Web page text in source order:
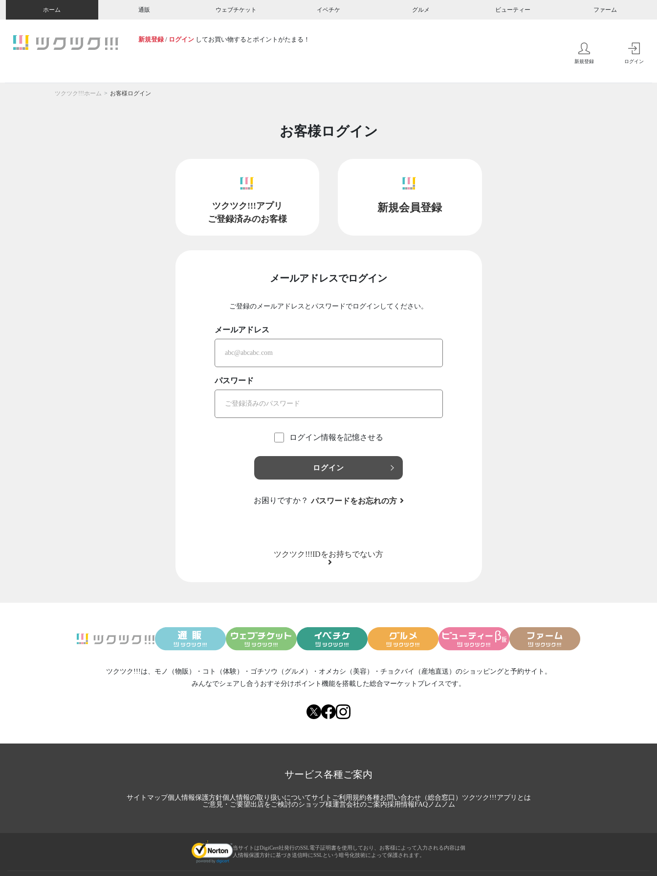
ホーム 通販 ウェブチケット イベチケ グルメ ビューティー ファーム
新規登録 / ログイン してお買い物するとポイントがたまる！
新規登録 ログイン
ツクツク!!!ホーム お客様ログイン
お客様ログイン
ツクツク!!!アプリ
ご登録済みのお客様
新規会員登録
メールアドレスでログイン
ご登録のメールアドレスとパスワードでログインしてください。
メールアドレス
パスワード
ログイン情報を記憶させる
ログイン
お困りですか？ パスワードをお忘れの方
ツクツク!!!IDをお持ちでない方
ツクツク!!!は、 モノ（物販） ・ コト（体験） ・ ゴチソウ（グルメ） ・ オメカシ（美容） ・ チョクバイ（産地直送） のショッピングと予約サイト。
みんなでシェアし合う おすそ分けポイント機能を搭載した総合マーケットプレイスです。
サービス各種ご案内
サイトマップ個人情報保護方針個人情報の取り扱いについてサイトご利用規約各種お問い合わせ（総合窓口） ツクツク!!!アプリとは
ご意見・ご要望出店をご検討のショップ様運営会社のご案内採用情報FAQノムノム
当サイトはDigiCert社発行のSSL電子証明書を使用しており、お客様によって入力される内容は個
人情報保護方針に基づき送信時にSSLという暗号化技術によって保護されます。